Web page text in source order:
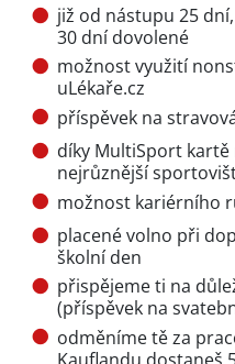
již od nástupu 25
30 dní dovolené
možnost využití
uLékaře.cz
příspěvek na
díky MultiSport
nejrůznější
možnost kariérního
placené volno při
školní den
přispějeme ti na
(příspěvek na
odměníme tě za